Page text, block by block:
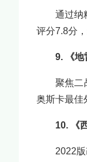
通过纳
评分7.8分
9. 《地
聚焦二
奥斯卡最佳
10. 《
2022